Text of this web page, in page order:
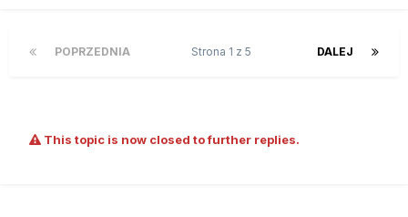
POPRZEDNIA DALEJ
Strona 1 z 5
This topic is now closed to further replies.